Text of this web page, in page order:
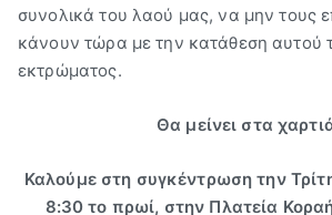
συνολικά του λαού μας, να μην τους
κάνουν τώρα με την κατάθεση αυτού
εκτρώματος.
Θα μείνει στα
Καλούμε στη συγκέντρωση την
8:30 το πρωί, στην Πλατεία